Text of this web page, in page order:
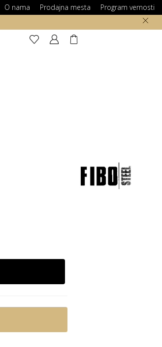
O nama Prodajna mesta Program vernosti